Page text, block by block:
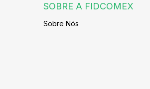
SOBRE A FIDCOMEX
Sobre Nós